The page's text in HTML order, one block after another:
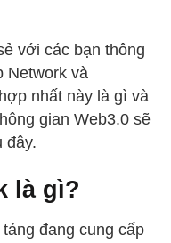
với các bạn thông
Network và
nhất này là gì và
gian Web3.0 sẽ
đây.
là gì?
đang cung cấp